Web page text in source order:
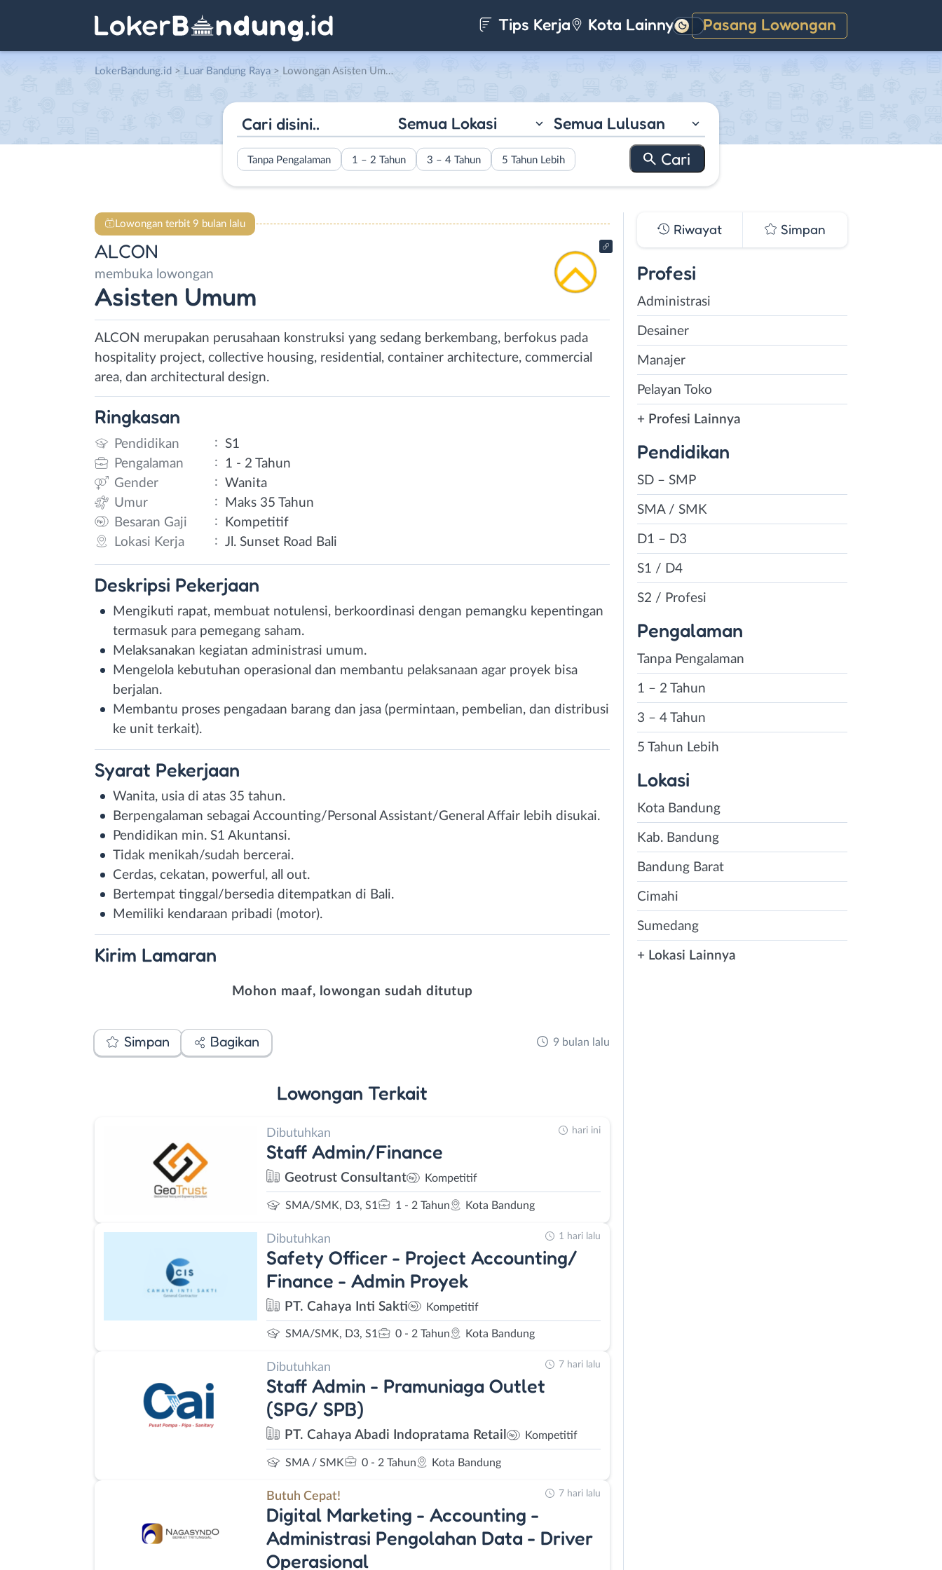
Tips Kerja Kota Lainnya Pasang Lowongan
Gelap
LokerBandung.id > Luar Bandung Raya > Lowongan Asisten Umum di ALCON
Semua Lokasi Semua Lulusan
Tanpa Pengalaman 1 – 2 Tahun 3 – 4 Tahun 5 Tahun Lebih
Lowongan terbit 9 bulan lalu
ALCON
membuka lowongan
Asisten Umum
ALCON merupakan perusahaan konstruksi yang sedang berkembang, berfokus pada
hospitality project, collective housing, residential, container architecture, commercial
area, dan architectural design.
Ringkasan
Pendidikan : S1
Pengalaman
:
1 - 2 Tahun
Gender
: Wanita
Umur
:
Maks 35 Tahun
Besaran Gaji
:
Kompetitif
Lokasi Kerja
: Jl. Sunset Road Bali
Deskripsi Pekerjaan
Mengikuti rapat, membuat notulensi, berkoordinasi dengan pemangku kepentingan
termasuk para pemegang saham.
Melaksanakan kegiatan administrasi umum.
Mengelola kebutuhan operasional dan membantu pelaksanaan agar proyek bisa
berjalan.
Membantu proses pengadaan barang dan jasa (permintaan, pembelian, dan distribusi
ke unit terkait).
Syarat Pekerjaan
Wanita, usia di atas 35 tahun.
Berpengalaman sebagai Accounting/Personal Assistant/General Affair lebih disukai.
Pendidikan min. S1 Akuntansi.
Tidak menikah/sudah bercerai.
Cerdas, cekatan, powerful, all out.
Bertempat tinggal/bersedia ditempatkan di Bali.
Memiliki kendaraan pribadi (motor).
Kirim Lamaran
Mohon maaf, lowongan sudah ditutup
Simpan Bagikan 9 bulan lalu
Lowongan Terkait
Dibutuhkan
Staff Admin/Finance
Geotrust Consultant Kompetitif
SMA/SMK, D3, S1 1 - 2 Tahun Kota Bandung
hari ini
Dibutuhkan
Safety Officer - Project Accounting/
Finance - Admin Proyek
PT. Cahaya Inti Sakti Kompetitif
SMA/SMK, D3, S1 0 - 2 Tahun Kota Bandung
1 hari lalu
Dibutuhkan
Staff Admin - Pramuniaga Outlet
(SPG/ SPB)
PT. Cahaya Abadi Indopratama Retail Kompetitif
SMA / SMK 0 - 2 Tahun Kota Bandung
7 hari lalu
Butuh Cepat!
Digital Marketing - Accounting -
Administrasi Pengolahan Data - Driver
Operasional
7 hari lalu
Riwayat Simpan
Profesi
Administrasi
Desainer
Manajer
Pelayan Toko
+ Profesi Lainnya
Pendidikan
SD – SMP
SMA / SMK
D1 – D3
S1 / D4
S2 / Profesi
Pengalaman
Tanpa Pengalaman
1 – 2 Tahun
3 – 4 Tahun
5 Tahun Lebih
Lokasi
Kota Bandung
Kab. Bandung
Bandung Barat
Cimahi
Sumedang
+ Lokasi Lainnya